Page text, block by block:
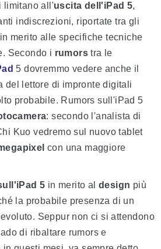
limitano all'uscita dell'iPad 5,
indiscrezioni, riportate tra gli
merito alle specifiche tecniche
Secondo i rumors tra le
5 dovremmo vedere anche il
del lettore di impronte digitali
probabile. Rumors sull'iPad 5
: secondo l'analista di
Kuo vedremo sul nuovo tablet
con una maggiore
5 in merito aldesign più
la probabile presenza di un
Seppur non ci si attendono
di ribaltare rumors e